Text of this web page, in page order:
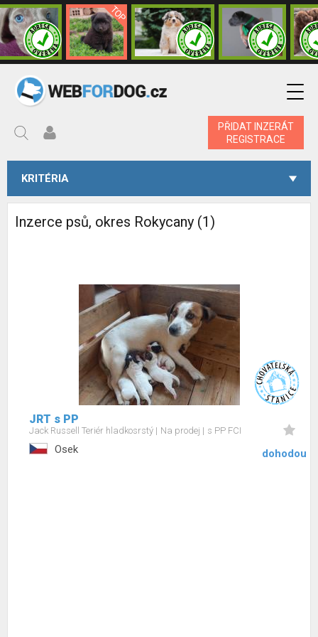
PŘIDAT INZERÁT
REGISTRACE
KRITÉRIA
Inzerce psů, okres Rokycany (1)
JRT s PP
Jack Russell Teriér hladkosrstý Na prodej s PP FCI
Osek dohodou